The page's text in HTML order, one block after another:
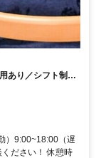
あり／シフト制／
／資格取得支援あ
）9:00~18:00（遅
ださい！ 休憩時